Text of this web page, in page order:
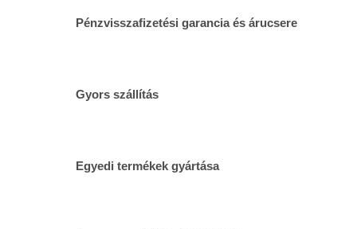
Pénzvisszafizetési garancia és árucsere
Gyors szállítás
Egyedi termékek gyártása